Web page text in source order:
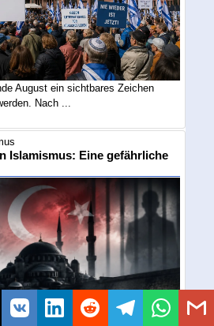
August ein sichtbares Zeichen
Nach ...
Islamismus: Eine gefährliche